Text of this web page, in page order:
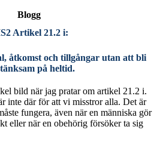
Blogg
Artikel 21.2 i:
åtkomst och tillgångar utan att bli
på heltid.
bild när jag pratar om artikel 21.2 i.
inte där för att vi misstror alla. Det är
fungera, även när en människa gör
eller när en obehörig försöker ta sig